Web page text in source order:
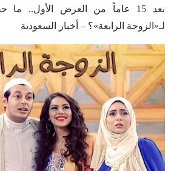
بعد 15 عاماً من العرض الأول..
لـ«الزوجة الرابعة»؟ – أخبار السعودية